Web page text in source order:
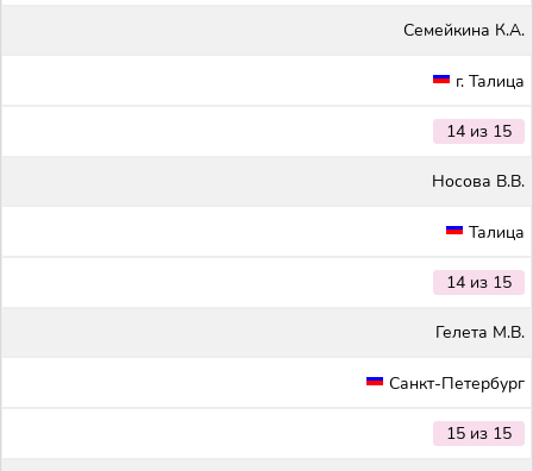
Семейкина К.А.
г. Талица
14 из 15
Носова В.В.
Талица
14 из 15
Гелета М.В.
Санкт-Петербург
15 из 15